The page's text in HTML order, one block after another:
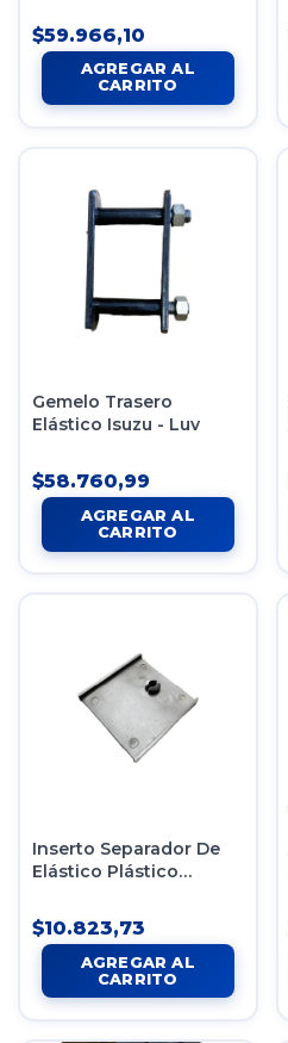
$59.966,10
Gemelo Trasero
Elástico Isuzu - Luv
$58.760,99
Inserto Separador De
Elástico Plástico
$10.823,73